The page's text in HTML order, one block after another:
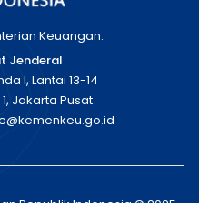
Keuangan:
Jenderal
I, Lantai 13-14
Jakarta Pusat